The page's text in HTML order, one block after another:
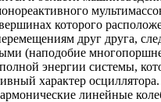
которого
друг друга,
(наподобие
энергии системы,
характер
линейные